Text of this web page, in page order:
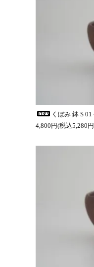
くぼみ 鉢 S 01
4,800円(税込5,280